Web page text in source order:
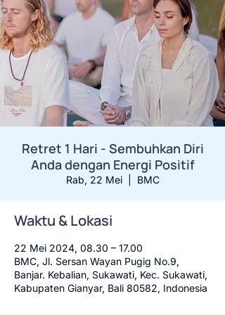
Retret 1 Hari - Sembuhkan Diri
Anda dengan Energi Positif
Rab, 22 Mei
  |
BMC
Waktu & Lokasi
22 Mei 2024, 08.30 – 17.00
BMC, Jl. Sersan Wayan Pugig No.9,
Banjar. Kebalian, Sukawati, Kec. Sukawati,
Kabupaten Gianyar, Bali 80582, Indonesia